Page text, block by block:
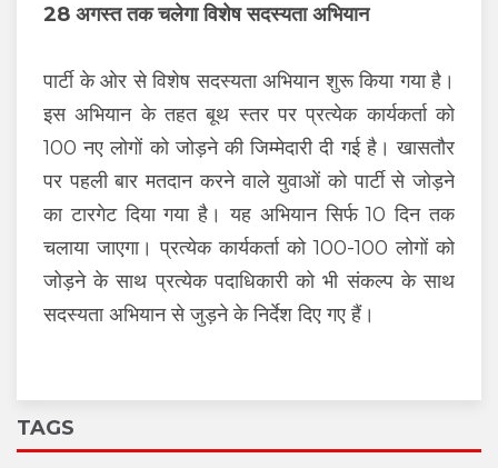
28 अगस्त तक चलेगा विशेष सदस्यता अभियान
पार्टी के ओर से विशेष सदस्यता अभियान शुरू किया गया है।
इस अभियान के तहत बूथ स्तर पर प्रत्येक कार्यकर्ता को
100 नए लोगों को जोड़ने की जिम्मेदारी दी गई है। खासतौर
पर पहली बार मतदान करने वाले युवाओं को पार्टी से जोड़ने
का टारगेट दिया गया है। यह अभियान सिर्फ 10 दिन तक
चलाया जाएगा। प्रत्येक कार्यकर्ता को 100-100 लोगों को
जोड़ने के साथ प्रत्येक पदाधिकारी को भी संकल्प के साथ
सदस्यता अभियान से जुड़ने के निर्देश दिए गए हैं।
TAGS